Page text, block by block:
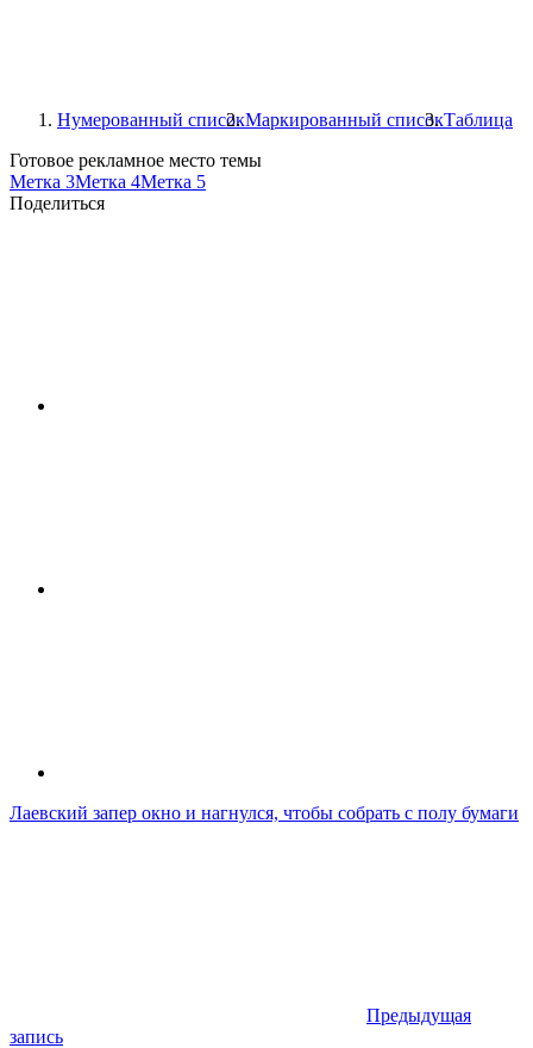
Нумерованный списокМаркированный списокТаблица
Готовое рекламное место темы
Метка 3Метка 4Метка 5
Поделиться
Лаевский запер окно и нагнулся, чтобы собрать с полу бумаги
Предыдущая
запись